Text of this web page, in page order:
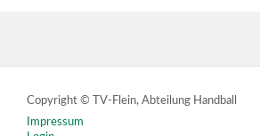
Copyright © TV-Flein, Abteilung Handball
Impressum